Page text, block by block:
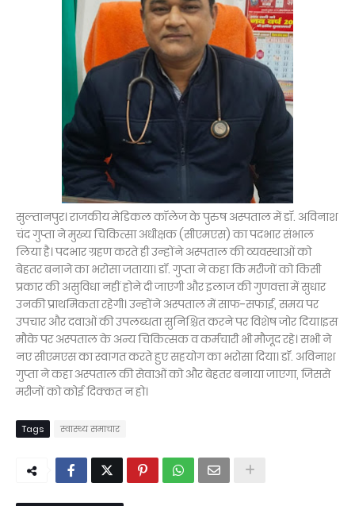
सुल्तानपुर। राजकीय मेडिकल कॉलेज के पुरुष अस्पताल में डॉ. अविनाश
चंद गुप्ता ने मुख्य चिकित्सा अधीक्षक (सीएमएस) का पदभार संभाल
लिया है। पदभार ग्रहण करते ही उन्होंने अस्पताल की व्यवस्थाओं को
बेहतर बनाने का भरोसा जताया। डॉ. गुप्ता ने कहा कि मरीजों को किसी
प्रकार की असुविधा नहीं होने दी जाएगी और इलाज की गुणवत्ता में सुधार
उनकी प्राथमिकता रहेगी। उन्होंने अस्पताल में साफ-सफाई, समय पर
उपचार और दवाओं की उपलब्धता सुनिश्चित करने पर विशेष जोर दिया।इस
मौके पर अस्पताल के अन्य चिकित्सक व कर्मचारी भी मौजूद रहे। सभी ने
नए सीएमएस का स्वागत करते हुए सहयोग का भरोसा दिया। डॉ. अविनाश
गुप्ता ने कहा अस्पताल की सेवाओं को और बेहतर बनाया जाएगा, जिससे
मरीजों को कोई दिक्कत न हो।
Tags स्वास्थ्य समाचार